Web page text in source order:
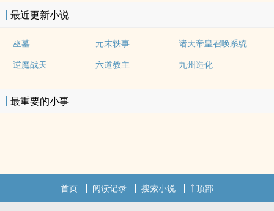
最近更新小说
巫墓 元末轶事
诸天帝皇召唤系统
逆魔战天
六道教主 九州造化
最重要的小事
首页 阅读记录 搜索小说 顶部